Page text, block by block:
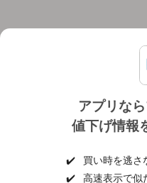
アプリな
値下げ情報
✔️
買い時を逃さ
✔️
高速表示で似
個人情報保護
ヘルプ・お問